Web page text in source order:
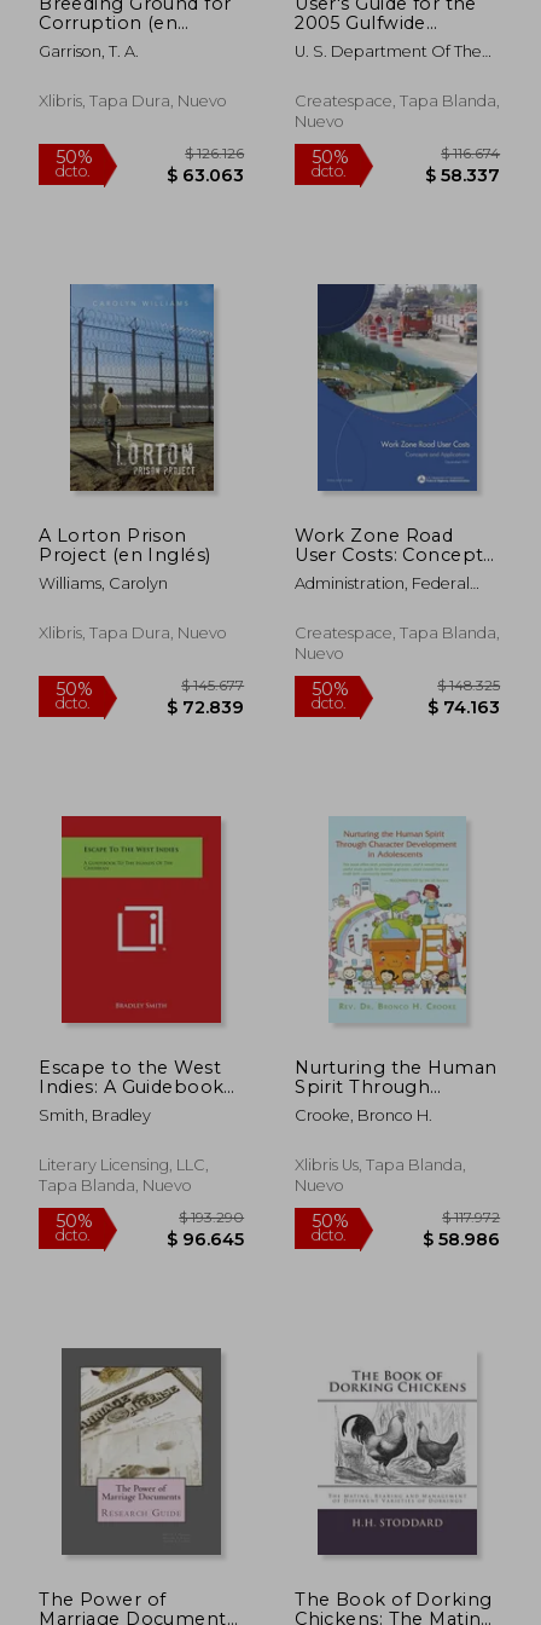
50%
dcto.
$ 876.351 50%
dcto.
Corruption (en
Inglés)
Garrison, T. A.
Xlibris, Tapa Dura, Nuevo
50%
$ 63.063
2005 Gulfwide
Offshore Activities
Data System (en
U. S. Department Of The
Createspace, Tapa Blanda,
Nuevo
50%
dcto.
A Lorton Prison
Project (en Inglés)
Williams, Carolyn
Xlibris, Tapa Dura, Nuevo
Work Zone Road
User Costs: Concepts
and Applications (en
Inglés)
Administration, Federal
U. S. Department Of
Createspace, Tapa Blanda,
Nuevo
Escape to the West
Indies: A Guidebook
to the Islands of the
Caribbean (en Inglés)
Smith, Bradley
Literary Licensing, LLC,
Tapa Blanda, Nuevo
Nurturing the Human
Spirit Through
Character
Development in
Inglés)
Crooke, Bronco H.
Xlibris Us, Tapa Blanda,
Nuevo
The Power of
Marriage Documents:
The Book of Dorking
Chickens: The Mating,